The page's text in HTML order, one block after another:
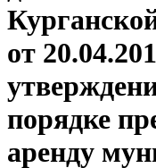
от
порядке
аренду